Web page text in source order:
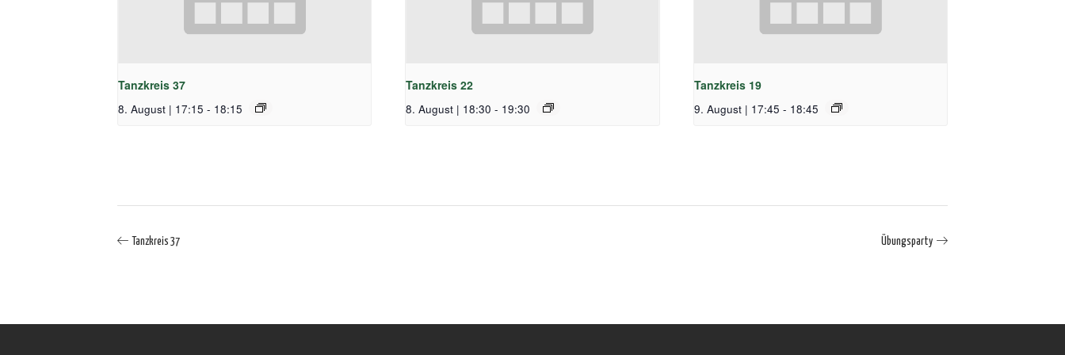
Tanzkreis 37
8. August | 17:15 - 18:15
Tanzkreis 22
8. August | 18:30 - 19:30
Tanzkreis 19
9. August | 17:45 - 18:45
Tanzkreis 37 Übungsparty